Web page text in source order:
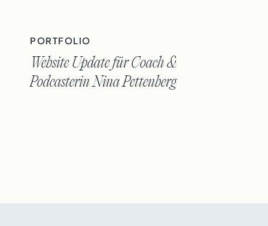
Website Update für Coach &
Podcasterin Nina Pettenberg
PORTFOLIO